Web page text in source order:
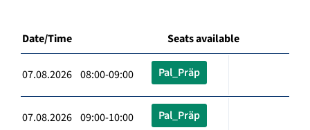
Date/Time Seats available
07.08.2026 08:00-09:00 Pal_Präp
07.08.2026 09:00-10:00 Pal_Präp